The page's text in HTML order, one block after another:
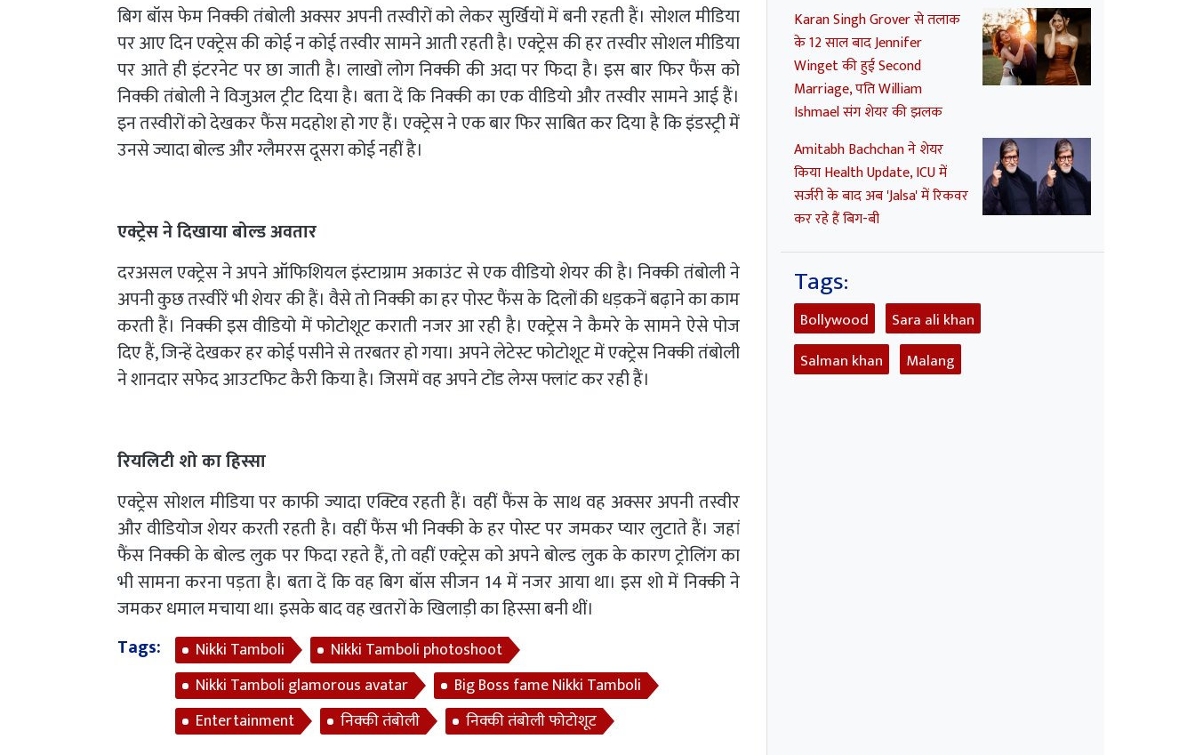
बिग बॉस फेम निक्की तंबोली अक्सर अपनी तस्वीरों को लेकर सुर्खियों में बनी रहती हैं। सोशल मीडिया
पर आए दिन एक्ट्रेस की कोई न कोई तस्वीर सामने आती रहती है। एक्ट्रेस की हर तस्वीर सोशल मीडिया
पर आते ही इंटरनेट पर छा जाती है। लाखों लोग निक्की की अदा पर फिदा है। इस बार फिर फैंस को
निक्की तंबोली ने विजुअल ट्रीट दिया है। बता दें कि निक्की का एक वीडियो और तस्वीर सामने आई हैं।
इन तस्वीरों को देखकर फैंस मदहोश हो गए हैं। एक्ट्रेस ने एक बार फिर साबित कर दिया है कि इंडस्ट्री में
उनसे ज्यादा बोल्ड और ग्लैमरस दूसरा कोई नहीं है।
एक्ट्रेस ने दिखाया बोल्ड अवतार
दरअसल एक्ट्रेस ने अपने ऑफिशियल इंस्टाग्राम अकाउंट से एक वीडियो शेयर की है। निक्की तंबोली ने
अपनी कुछ तस्वीरें भी शेयर की हैं। वैसे तो निक्की का हर पोस्ट फैंस के दिलों की धड़कनें बढ़ाने का काम
करती हैं। निक्की इस वीडियो में फोटोशूट कराती नजर आ रही है। एक्ट्रेस ने कैमरे के सामने ऐसे पोज
दिए हैं, जिन्हें देखकर हर कोई पसीने से तरबतर हो गया। अपने लेटेस्ट फोटोशूट में एक्ट्रेस निक्की तंबोली
ने शानदार सफेद आउटफिट कैरी किया है। जिसमें वह अपने टोंड लेग्स फ्लांट कर रही हैं।
रियलिटी शो का हिस्सा
एक्ट्रेस सोशल मीडिया पर काफी ज्यादा एक्टिव रहती हैं। वहीं फैंस के साथ वह अक्सर अपनी तस्वीर
और वीडियोज शेयर करती रहती है। वहीं फैंस भी निक्की के हर पोस्ट पर जमकर प्यार लुटाते हैं। जहां
फैंस निक्की के बोल्ड लुक पर फिदा रहते हैं, तो वहीं एक्ट्रेस को अपने बोल्ड लुक के कारण ट्रोलिंग का
भी सामना करना पड़ता है। बता दें कि वह बिग बॉस सीजन 14 में नजर आया था। इस शो में निक्की ने
जमकर धमाल मचाया था। इसके बाद वह खतरों के खिलाड़ी का हिस्सा बनी थीं।
Tags:
Nikki Tamboli
Nikki Tamboli photoshoot
Nikki Tamboli glamorous avatar
Big Boss fame Nikki Tamboli
Entertainment
निक्की तंबोली निक्की तंबोली फोटोशूट
Karan Singh Grover से तलाक
के 12 साल बाद Jennifer
Winget की हुई Second
Marriage, पति William
Ishmael संग शेयर की झलक
Amitabh Bachchan ने शेयर
किया Health Update, ICU में
सर्जरी के बाद अब 'Jalsa' में रिकवर
कर रहे हैं बिग-बी
Tags:
Bollywood
Sara ali khan
Salman khan
Malang